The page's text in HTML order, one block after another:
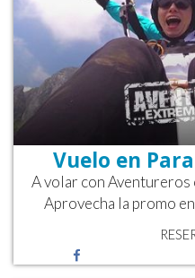
Vuelo en
A volar con Aventureros
Aprovecha la promo